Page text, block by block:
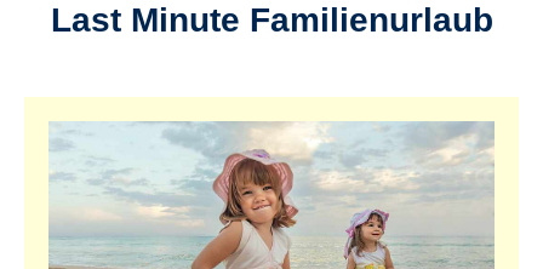
Last Minute Familienurlaub